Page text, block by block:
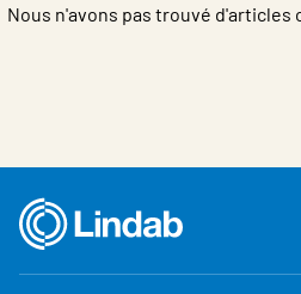
Nous n'avons pas trouvé